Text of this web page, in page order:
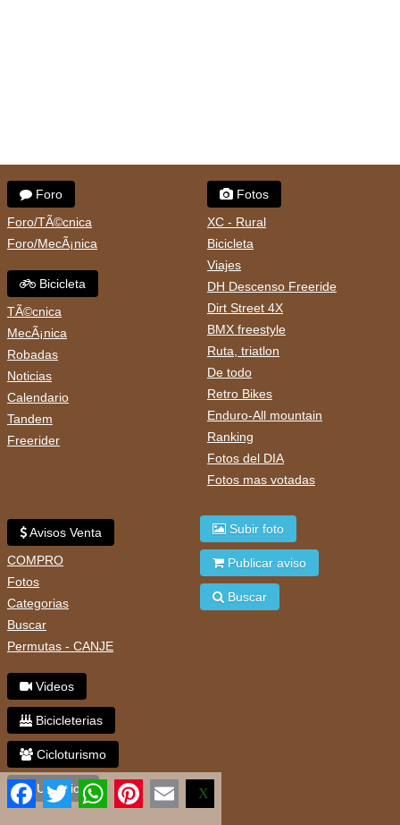
Foro
Foro/TÃ©cnica
Foro/MecÃ¡nica
Bicicleta
TÃ©cnica
MecÃ¡nica
Robadas
Noticias
Calendario
Tandem
Freerider
Fotos
XC - Rural
Bicicleta
Viajes
DH Descenso Freeride
Dirt Street 4X
BMX freestyle
Ruta, triatlon
De todo
Retro Bikes
Enduro-All mountain
Ranking
Fotos del DIA
Fotos mas votadas
Avisos Venta
COMPRO
Fotos
Categorias
Buscar
Permutas - CANJE
Videos
Bicicleterias
Cicloturismo
Usuarios
Subir foto
Publicar aviso
Buscar
Facebook
Twitter WhatsApp
PinterestEmail
X